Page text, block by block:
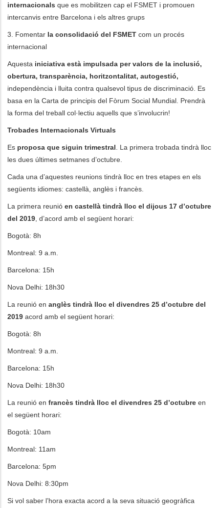
internacionals que es mobilitzen cap el FSMET i promouen
intercanvis entre Barcelona i els altres grups
3. Fomentar la consolidació del FSMET com un procés
internacional
Aquesta iniciativa està impulsada per valors de la inclusió,
obertura, transparència, horitzontalitat, autogestió,
independència i lluita contra qualsevol tipus de discriminació. Es
basa en la Carta de principis del Fòrum Social Mundial. Prendrà
la forma del treball col·lectiu aquells que s’involucrin!
Trobades Internacionals Virtuals
Es proposa que siguin trimestral . La primera trobada tindrà lloc
les dues últimes setmanes d’octubre.
Cada una d’aquestes reunions tindrà lloc en tres etapes en els
següents idiomes: castellà, anglès i francès.
La primera reunió en castellà tindrà lloc el dijous 17 d’octubre
del 2019 , d’acord amb el següent horari:
Bogotà: 8h
Montreal: 9 a.m.
Barcelona: 15h
Nova Delhi: 18h30
La reunió en anglès tindrà lloc el divendres 25 d’octubre del
2019 acord amb el següent horari:
Bogotà: 8h
Montreal: 9 a.m.
Barcelona: 15h
Nova Delhi: 18h30
La reunió en francès tindrà lloc el divendres 25 d’octubre en
el següent horari:
Bogotà: 10am
Montreal: 11am
Barcelona: 5pm
Nova Delhi: 8:30pm
Si vol saber l’hora exacta acord a la seva situació geogràfica